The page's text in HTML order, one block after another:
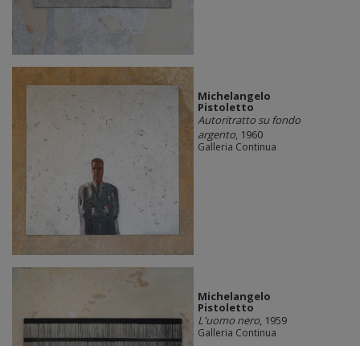
Michelangelo
Pistoletto
Autoritratto su fondo
argento, 1960
Galleria Continua
Michelangelo
Pistoletto
L'uomo nero, 1959
Galleria Continua